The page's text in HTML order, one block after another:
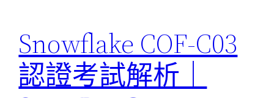
Snowflake COF-C03
認證考試解析｜